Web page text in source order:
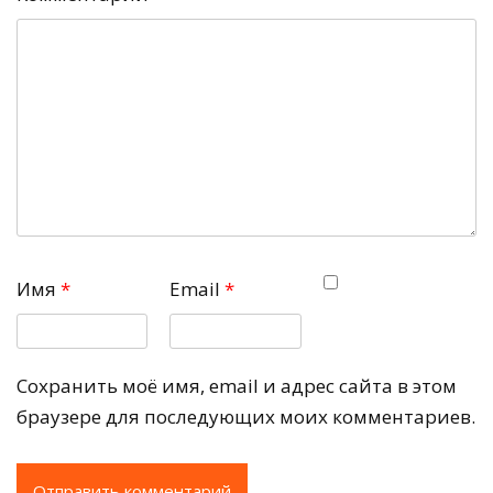
Имя * Email*
Сохранить моё имя, email и адрес сайта в этом
браузере для последующих моих комментариев.